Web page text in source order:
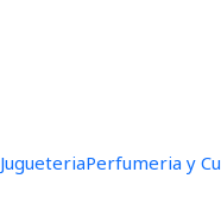
JugueteriaPerfumeria y